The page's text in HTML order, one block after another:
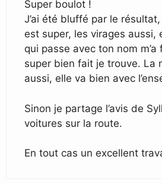
Super boulot !
J’ai été bluffé par le
est super, les virages aussi,
qui passe avec ton nom m’a
super bien fait je trouve. La
aussi, elle va bien avec
Sinon je partage l’avis de
voitures sur la route.
En tout cas un excellent